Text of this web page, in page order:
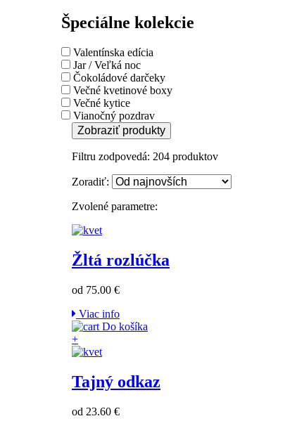
Špeciálne kolekcie
Valentínska edícia
Jar / Veľká noc
Čokoládové darčeky
Večné kvetinové boxy
Večné kytice
Vianočný pozdrav
Zobraziť produkty
Filtru zodpovedá: 204 produktov
Zoradiť:
Zvolené parametre:
Žltá rozlúčka
od 75.00 €
Viac info
Do košíka
+
Tajný odkaz
od 23.60 €